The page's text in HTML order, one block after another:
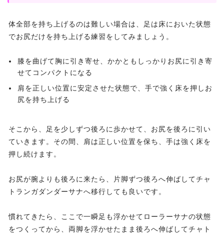
体全部を持ち上げるのは難しい場合は、足は床においた状態
でお尻だけを持ち上げる練習をしてみましょう。
膝を曲げて胸に引き寄せ、かかともしっかりお尻に引き寄
せてコンパクトになる
肩を正しい位置に安定させた状態で、手で強く床を押しお
尻を持ち上げる
そこから、足を少しずつ後ろに歩かせて、お尻を後ろに引い
ていきます。その間、肩は正しい位置を保ち、手は強く床を
押し続けます。
お尻が腕よりも後ろに来たら、片脚ずつ後ろへ伸ばしてチャ
トランガダンダーサナへ移行しても良いです。
慣れてきたら、ここで一瞬足も浮かせてローラーサナの状態
をつくってから、両脚を浮かせたまま後ろへ伸ばしてチャト